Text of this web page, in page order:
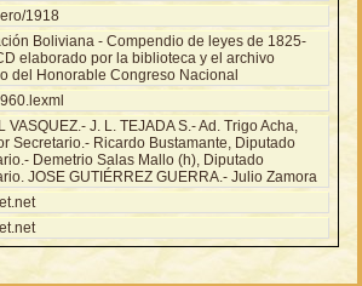
1918
Boliviana - Compendio de leyes de 1825-
elaborado por la biblioteca y el archivo
del Honorable Congreso Nacional
VASQUEZ.- J. L. TEJADA S.- Ad. Trigo Acha,
Secretario.- Ricardo Bustamante, Diputado
Demetrio Salas Mallo (h), Diputado
JOSE GUTIÉRREZ GUERRA.- Julio Zamora